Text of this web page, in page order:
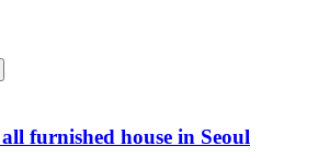
furnished house in Seoul